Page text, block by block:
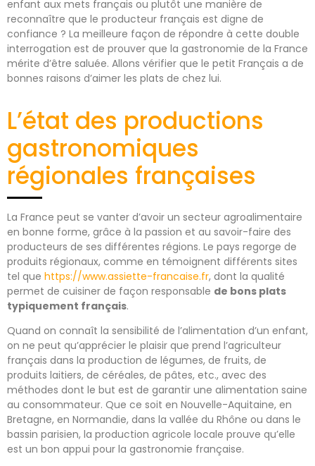
enfant aux mets français ou plutôt une manière de
reconnaître que le producteur français est digne de
confiance ? La meilleure façon de répondre à cette double
interrogation est de prouver que la gastronomie de la France
mérite d’être saluée. Allons vérifier que le petit Français a de
bonnes raisons d’aimer les plats de chez lui.
L’état des productions
gastronomiques
régionales françaises
La France peut se vanter d’avoir un secteur agroalimentaire
en bonne forme, grâce à la passion et au savoir-faire des
producteurs de ses différentes régions. Le pays regorge de
produits régionaux, comme en témoignent différents sites
tel que https://www.assiette-francaise.fr, dont la qualité
permet de cuisiner de façon responsable de bons plats
typiquement français.
Quand on connaît la sensibilité de l’alimentation d’un enfant,
on ne peut qu’apprécier le plaisir que prend l’agriculteur
français dans la production de légumes, de fruits, de
produits laitiers, de céréales, de pâtes, etc., avec des
méthodes dont le but est de garantir une alimentation saine
au consommateur. Que ce soit en Nouvelle-Aquitaine, en
Bretagne, en Normandie, dans la vallée du Rhône ou dans le
bassin parisien, la production agricole locale prouve qu’elle
est un bon appui pour la gastronomie française.